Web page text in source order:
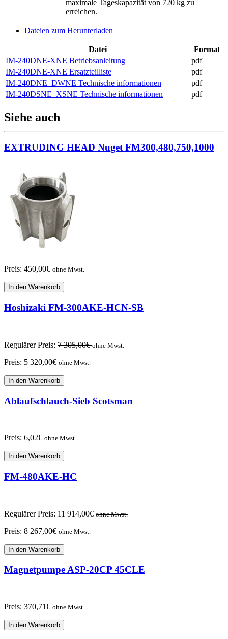
maximale Tageskapazität von 720 kg zu
erreichen.
Dateien zum Herunterladen
Datei
Format
IM-240DNE-XNE Betriebsanleitung
pdf
IM-240DNE-XNE Ersatzteilliste
pdf
IM-240DNE_DWNE Technische informationen
pdf
IM-240DSNE_XSNE Technische informationen
pdf
Siehe auch
EXTRUDING HEAD Nuget FM300,480,750,1000
Preis: 450,00€ ohne Mwst.
In den Warenkorb
Hoshizaki FM-300AKE-HCN-SB
Regulärer Preis: 7 305,00€ ohne Mwst.
Preis: 5 320,00€ ohne Mwst.
In den Warenkorb
Ablaufschlauch-Sieb Scotsman
Preis: 6,02€ ohne Mwst.
In den Warenkorb
FM-480AKE-HC
Regulärer Preis: 11 914,00€ ohne Mwst.
Preis: 8 267,00€ ohne Mwst.
In den Warenkorb
Magnetpumpe ASP-20CP 45CLE
Preis: 370,71€ ohne Mwst.
In den Warenkorb